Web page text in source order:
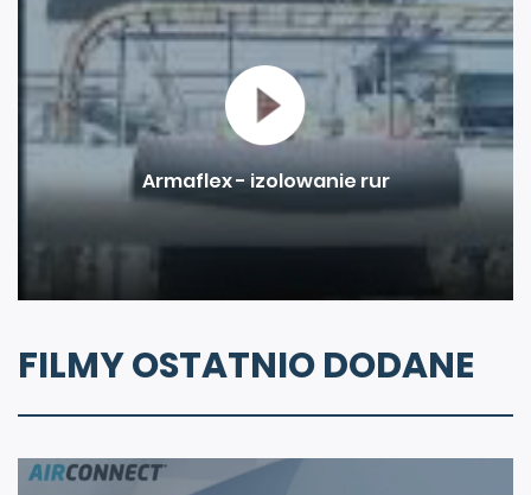
zapobiegać?
Armaflex - izolowanie rur
FILMY OSTATNIO DODANE